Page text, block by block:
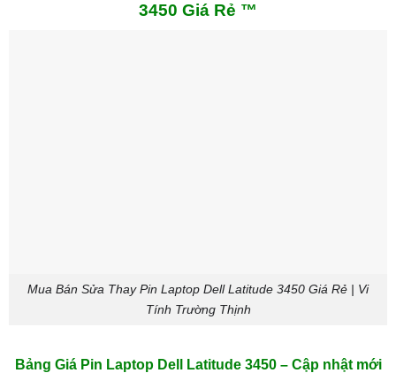
3450 Giá Rẻ ™
Mua Bán Sửa Thay Pin Laptop Dell Latitude 3450 Giá Rẻ | Vi
Tính Trường Thịnh
Bảng Giá Pin Laptop Dell Latitude 3450 – Cập nhật mới